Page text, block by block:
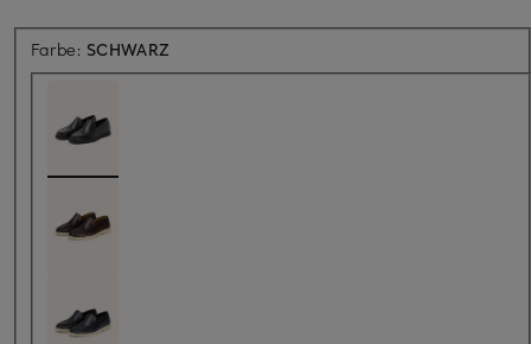
Farbe: SCHWARZ